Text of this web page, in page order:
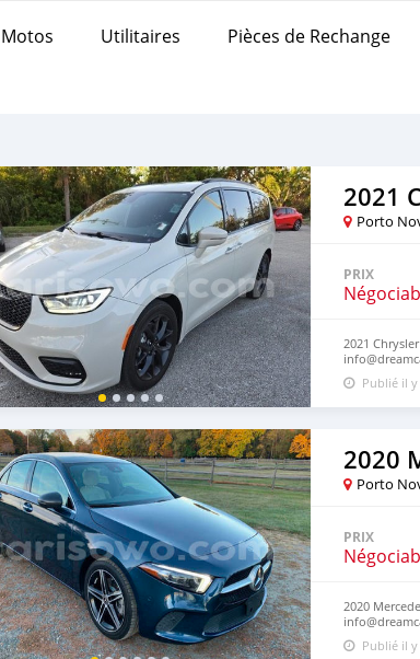
Motos Utilitaires Pièces de Rechange
2021
Porto
PRIX
2021
7292‬.
Publié il
Porto
PRIX
2020
7292‬.
Publié il